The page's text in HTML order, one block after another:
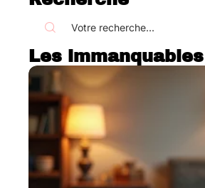
Les immanquables